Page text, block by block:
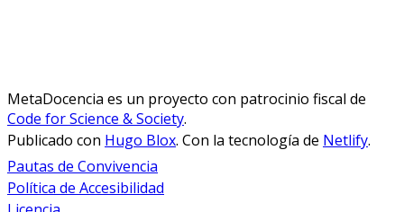
MetaDocencia es un proyecto con patrocinio fiscal de
Code for Science & Society.
Publicado con Hugo Blox. Con la tecnología de Netlify.
Pautas de Convivencia
Política de Accesibilidad